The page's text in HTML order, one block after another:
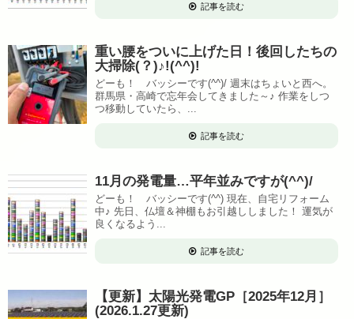
記事を読む
重い腰をついに上げた日！後回したちの
大掃除(？)♪!(^^)!
どーも！ バッシーです(^^)/ 週末はちょいと西へ。
群馬県・高崎で忘年会してきました～♪ 作業をしつ
つ移動していたら、...
記事を読む
11月の発電量…平年並みですが(^^)/
どーも！ バッシーです(^^) 現在、自宅リフォーム
中♪ 先日、仏壇＆神棚もお引越ししました！ 運気が
良くなるよう...
記事を読む
【更新】太陽光発電GP［2025年12月］
(2026.1.27更新)